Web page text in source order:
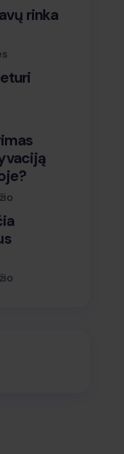
rinka